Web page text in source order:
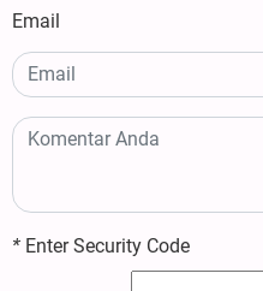
Email
* Enter Security Code